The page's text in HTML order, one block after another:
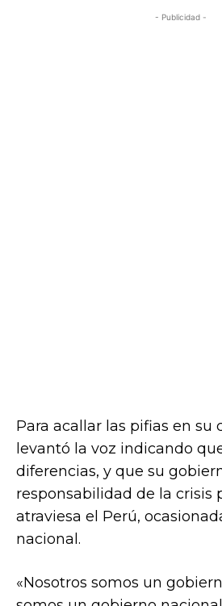
- Publicidad -
Para acallar las pifias en su
levantó la voz indicando
diferencias, y que su
responsabilidad de la crisis
atraviesa el Perú,
nacional.
«Nosotros somos un